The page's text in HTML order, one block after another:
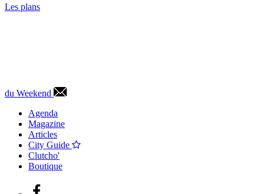
Les plans
du Weekend
Agenda
Magazine
Articles
City Guide
Clutcho'
Boutique